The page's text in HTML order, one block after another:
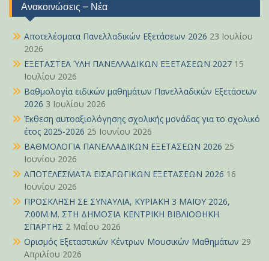
Ανακοινώσεις – Νέα
Αποτελέσματα Πανελλαδικών Εξετάσεων 2026 23 Ιουλίου
2026
ΕΞΕΤΑΣΤΕΑ ΎΛΗ ΠΑΝΕΛΛΑΔΙΚΩΝ ΕΞΕΤΑΣΕΩΝ 2027 15
Ιουλίου 2026
Βαθμολογία ειδικών μαθημάτων Πανελλαδικών Εξετάσεων
2026 3 Ιουλίου 2026
Έκθεση αυτοαξιολόγησης σχολικής μονάδας για το σχολικό
έτος 2025-2026 25 Ιουνίου 2026
ΒΑΘΜΟΛΟΓΙΑ ΠΑΝΕΛΛΑΔΙΚΩΝ ΕΞΕΤΑΣΕΩΝ 2026 25
Ιουνίου 2026
ΑΠΟΤΕΛΕΣΜΑΤΑ ΕΙΣΑΓΩΓΙΚΩΝ ΕΞΕΤΑΣΕΩΝ 2026 16
Ιουνίου 2026
ΠΡΟΣΚΛΗΣΗ ΣΕ ΣΥΝΑΥΛΙΑ, ΚΥΡΙΑΚΗ 3 ΜΑΪΟΥ 2026,
7:00Μ.Μ. ΣΤΗ ΔΗΜΟΣΙΑ ΚΕΝΤΡΙΚΗ ΒΙΒΛΙΟΘΗΚΗ
ΣΠΑΡΤΗΣ 2 Μαΐου 2026
Ορισμός Εξεταστικών Κέντρων Μουσικών Μαθημάτων 29
Απριλίου 2026